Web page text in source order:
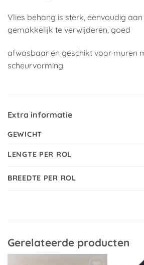
Vlies behang is sterk, eenvoudig
gemakkelijk te verwijderen, goed
afwasbaar en geschikt voor muren
scheurvorming.
Extra informatie
GEWICHT
LENGTE PER ROL
BREEDTE PER ROL
Gerelateerde producten